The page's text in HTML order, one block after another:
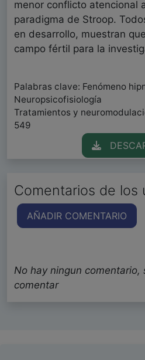
menor conflicto atencional
paradigma de Stroop.
en desarrollo, muestran
campo fértil para la
Palabras clave: Fenómeno
Neuropsicofisiología
Tratamientos y
549
Comentarios de los
AÑADIR COMENTARIO
No hay ningun comentario,
comentar